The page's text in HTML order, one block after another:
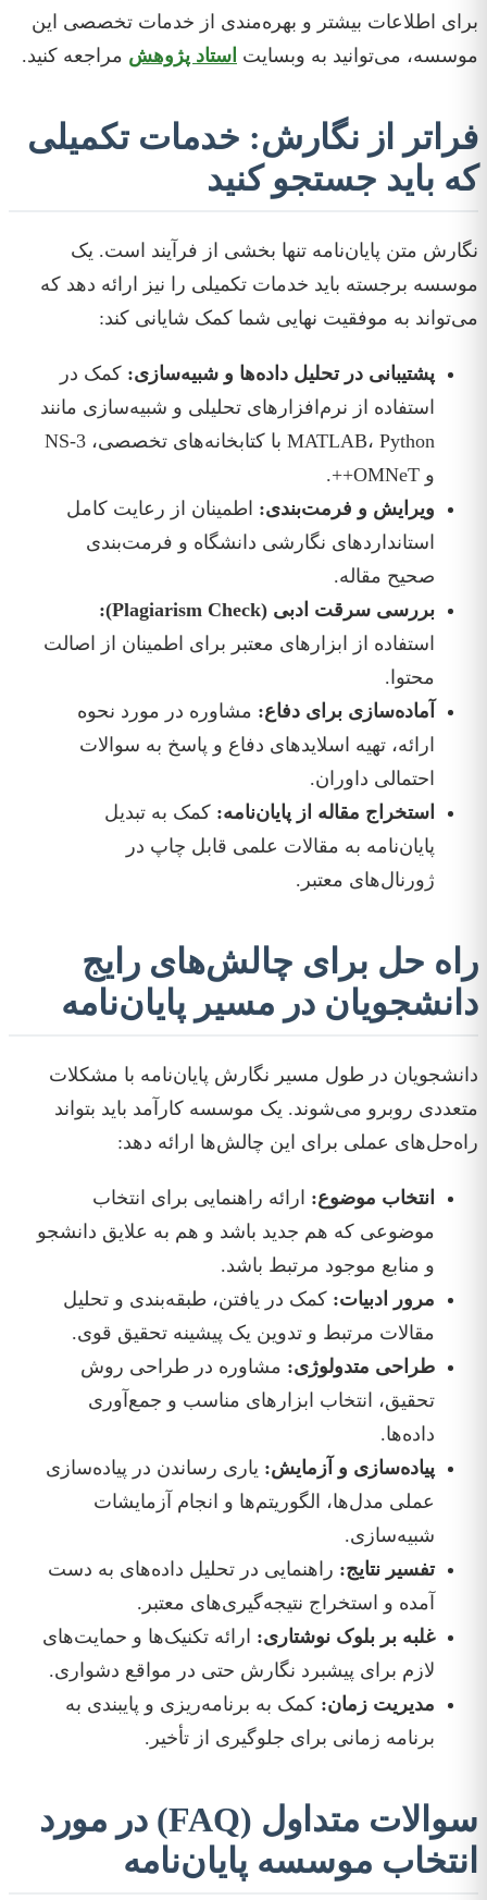
برای اطلاعات بیشتر و بهره‌مندی از خدمات تخصصی این
موسسه، می‌توانید به وبسایت استاد پژوهش مراجعه کنید.
فراتر از نگارش: خدمات تکمیلی
که باید جستجو کنید
نگارش متن پایان‌نامه تنها بخشی از فرآیند است. یک
موسسه برجسته باید خدمات تکمیلی را نیز ارائه دهد که
می‌تواند به موفقیت نهایی شما کمک شایانی کند:
پشتیبانی در تحلیل داده‌ها و شبیه‌سازی: کمک در
استفاده از نرم‌افزارهای تحلیلی و شبیه‌سازی مانند
MATLAB، Python با کتابخانه‌های تخصصی، NS-3
و OMNeT++.
ویرایش و فرمت‌بندی: اطمینان از رعایت کامل
استانداردهای نگارشی دانشگاه و فرمت‌بندی
صحیح مقاله.
بررسی سرقت ادبی (Plagiarism Check):
استفاده از ابزارهای معتبر برای اطمینان از اصالت
محتوا.
آماده‌سازی برای دفاع: مشاوره در مورد نحوه
ارائه، تهیه اسلایدهای دفاع و پاسخ به سوالات
احتمالی داوران.
استخراج مقاله از پایان‌نامه: کمک به تبدیل
پایان‌نامه به مقالات علمی قابل چاپ در
ژورنال‌های معتبر.
راه حل برای چالش‌های رایج
دانشجویان در مسیر پایان‌نامه
دانشجویان در طول مسیر نگارش پایان‌نامه با مشکلات
متعددی روبرو می‌شوند. یک موسسه کارآمد باید بتواند
راه‌حل‌های عملی برای این چالش‌ها ارائه دهد:
انتخاب موضوع: ارائه راهنمایی برای انتخاب
موضوعی که هم جدید باشد و هم به علایق دانشجو
و منابع موجود مرتبط باشد.
مرور ادبیات: کمک در یافتن، طبقه‌بندی و تحلیل
مقالات مرتبط و تدوین یک پیشینه تحقیق قوی.
طراحی متدولوژی: مشاوره در طراحی روش
تحقیق، انتخاب ابزارهای مناسب و جمع‌آوری
داده‌ها.
پیاده‌سازی و آزمایش: یاری رساندن در پیاده‌سازی
عملی مدل‌ها، الگوریتم‌ها و انجام آزمایشات
شبیه‌سازی.
تفسیر نتایج: راهنمایی در تحلیل داده‌های به دست
آمده و استخراج نتیجه‌گیری‌های معتبر.
غلبه بر بلوک نوشتاری: ارائه تکنیک‌ها و حمایت‌های
لازم برای پیشبرد نگارش حتی در مواقع دشواری.
مدیریت زمان: کمک به برنامه‌ریزی و پایبندی به
برنامه زمانی برای جلوگیری از تأخیر.
سوالات متداول (FAQ) در مورد
انتخاب موسسه پایان‌نامه